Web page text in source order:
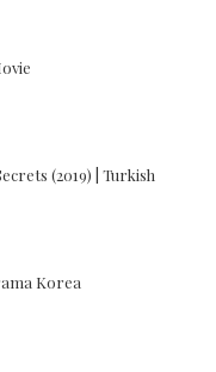
(2019) | Turkish
Korea